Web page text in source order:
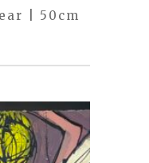
| 50cm